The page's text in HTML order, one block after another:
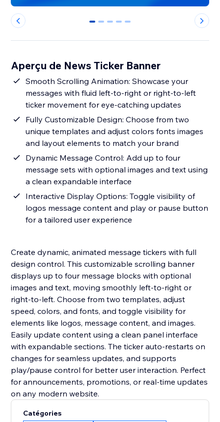
0 1 2 3 4
Aperçu de News Ticker Banner
Smooth Scrolling Animation: Showcase your
messages with fluid left-to-right or right-to-left
ticker movement for eye-catching updates
Fully Customizable Design: Choose from two
unique templates and adjust colors fonts images
and layout elements to match your brand
Dynamic Message Control: Add up to four
message sets with optional images and text using
a clean expandable interface
Interactive Display Options: Toggle visibility of
logos message content and play or pause button
for a tailored user experience
Create dynamic, animated message tickers with full
design control. This customizable scrolling banner
displays up to four message blocks with optional
images and text, moving smoothly left-to-right or
right-to-left. Choose from two templates, adjust
speed, colors, and fonts, and toggle visibility for
elements like logos, message content, and images.
Easily update content using a clean panel interface
with expandable sections. The ticker auto-restarts on
changes for seamless updates, and supports
play/pause control for better user interaction. Perfect
for announcements, promotions, or real-time updates
on any modern website.
Catégories